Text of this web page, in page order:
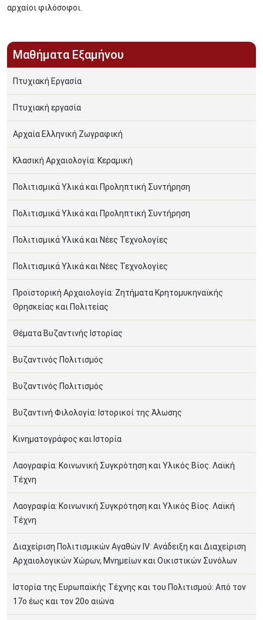
αρχαίοι φιλόσοφοι.
Μαθήματα Εξαμήνου
Πτυχιακή Εργασία
Πτυχιακή εργασία
Αρχαία Ελληνική Ζωγραφική
Κλασική Αρχαιολογία: Κεραμική
Πολιτισμικά Υλικά και Προληπτική Συντήρηση
Πολιτισμικά Υλικά και Προληπτική Συντήρηση
Πολιτισμικά Υλικά και Νέες Τεχνολογίες
Πολιτισμικά Υλικά και Νέες Τεχνολογίες
Προϊστορική Αρχαιολογία: Ζητήµατα Κρητοµυκηναϊκής
Θρησκείας και Πολιτείας
Θέματα Βυζαντινής Ιστορίας
Βυζαντινός Πολιτισμός
Βυζαντινός Πολιτισμός
Βυζαντινή Φιλολογία: Ιστορικοί της Άλωσης
Κινηματογράφος και Ιστορία
Λαογραφία: Κοινωνική Συγκρότηση και Υλικός Βίος. Λαϊκή
Τέχνη
Λαογραφία: Κοινωνική Συγκρότηση και Υλικός Βίος. Λαϊκή
Τέχνη
Διαχείριση Πολιτισμικών Αγαθών IV: Ανάδειξη και Διαχείριση
Αρχαιολογικών Χώρων, Μνημείων και Οικιστικών Συνόλων
Ιστορία της Ευρωπαϊκής Τέχνης και του Πολιτισμού: Από τον
17ο έως και τον 20ο αιώνα